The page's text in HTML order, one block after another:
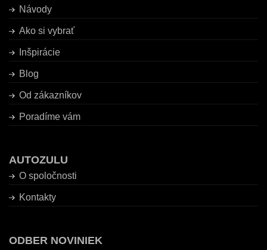
Návody
Ako si vybrať
Inšpirácie
Blog
Od zákazníkov
Poradíme vám
AUTOZULU
O spoločnosti
Kontakty
ODBER NOVINIEK